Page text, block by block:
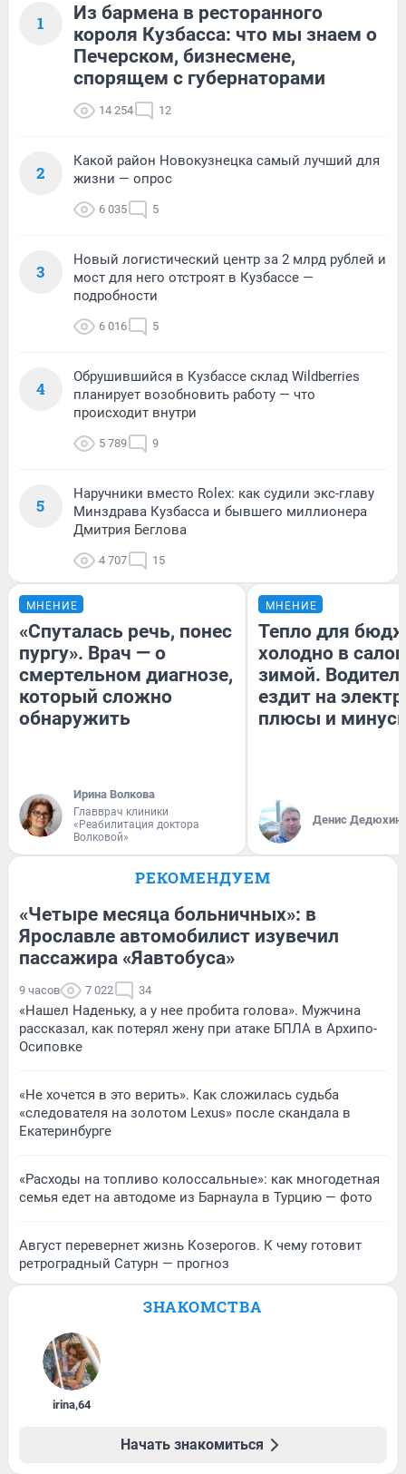
1
Из бармена в ресторанного
короля Кузбасса: что мы знаем о
Печерском, бизнесмене,
спорящем с губернаторами
14 254 12
2
Какой район Новокузнецка самый лучший для
жизни — опрос
6 035 5
3
Новый логистический центр за 2 млрд рублей и
мост для него отстроят в Кузбассе —
подробности
6 016 5
4
Обрушившийся в Кузбассе склад Wildberries
планирует возобновить работу — что
происходит внутри
5 789 9
5
Наручники вместо Rolex: как судили экс-главу
Минздрава Кузбасса и бывшего миллионера
Дмитрия Беглова
4 707 15
МНЕНИЕ
«Спуталась речь, понес
пургу». Врач — о
смертельном диагнозе,
который сложно
обнаружить
Ирина Волкова
Главврач клиники
«Реабилитация доктора
Волковой»
МНЕНИЕ
Тепло для
холодно в
зимой.
ездит на
плюсы и
Денис Дедюхин
РЕКОМЕНДУЕМ
«Четыре месяца больничных»: в
Ярославле автомобилист изувечил
пассажира «Яавтобуса»
9 часов 7 022 34
«Нашел Наденьку, а у нее пробита голова». Мужчина
рассказал, как потерял жену при атаке БПЛА в Архипо-
Осиповке
«Не хочется в это верить». Как сложилась судьба
«следователя на золотом Lexus» после скандала в
Екатеринбурге
«Расходы на топливо колоссальные»: как многодетная
семья едет на автодоме из Барнаула в Турцию — фото
Август перевернет жизнь Козерогов. К чему готовит
ретроградный Сатурн — прогноз
ЗНАКОМСТВА
irina,64
Начать знакомиться